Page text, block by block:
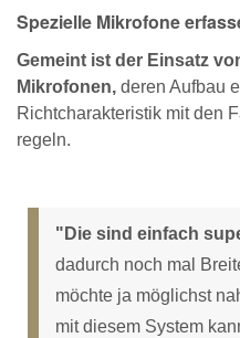
Spezielle Mikrofone
Gemeint ist der Einsatz
Mikrofonen, deren Aufbau
Richtcharakteristik mit den
regeln.
"Die sind einfach
dadurch noch mal
möchte ja möglichst
mit diesem System